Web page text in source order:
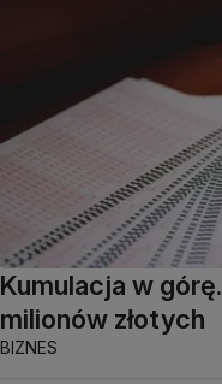
Kumulacja w
milionów złotych
BIZNES